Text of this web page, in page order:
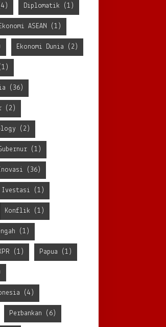
Diplomatik (1)
ASEAN (1)
Ekonomi Dunia (2)
(36)
(2)
(2)
(1)
(36)
Ivestasi (1)
Konflik (1)
(1)
(1) Papua (1)
(4)
Perbankan (6)